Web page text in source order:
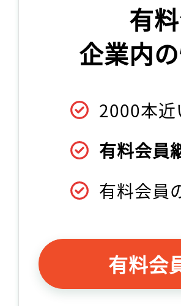
有
企業内
2000本
有料会員
有料会員
有料会